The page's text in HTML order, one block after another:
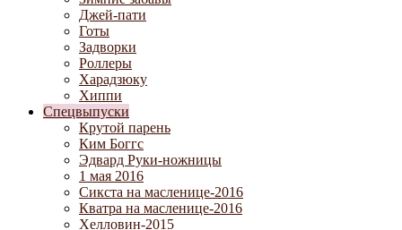
Джей-пати
Готы
Задворки
Роллеры
Харадзюку
Хиппи
Спецвыпуски
Крутой парень
Ким Боггс
Эдвард Руки-ножницы
1 мая 2016
Сикста на масленице-2016
Кватра на масленице-2016
Хелловин-2015